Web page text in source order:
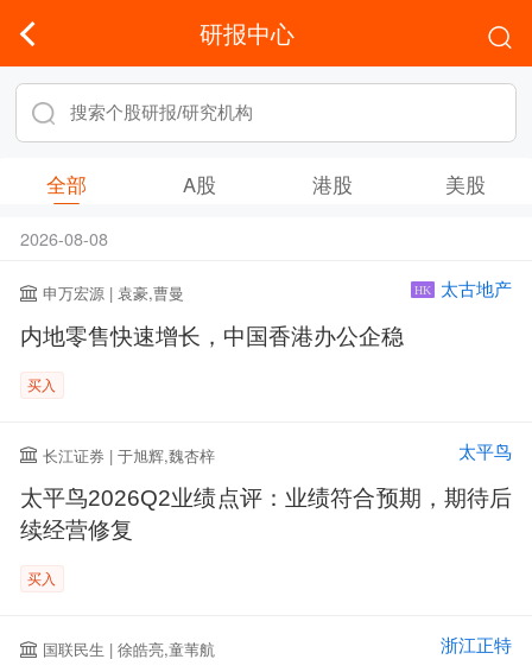
研报中心
全部 A股 港股 美股
2026-08-08
申万宏源 | 袁豪,曹曼 HK 太古地产
内地零售快速增长，中国香港办公企稳
买入
长江证券 | 于旭辉,魏杏梓 太平鸟
太平鸟2026Q2业绩点评：业绩符合预期，期待后
续经营修复
买入
国联民生 | 徐皓亮,童苇航 浙江正特